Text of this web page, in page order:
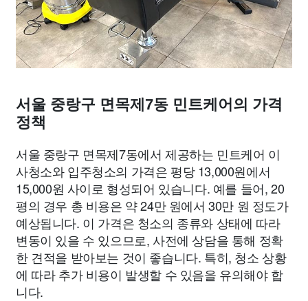
서울 중랑구 면목제7동 민트케어의 가격
정책
서울 중랑구 면목제7동에서 제공하는 민트케어 이
사청소와 입주청소의 가격은 평당 13,000원에서
15,000원 사이로 형성되어 있습니다. 예를 들어, 20
평의 경우 총 비용은 약 24만 원에서 30만 원 정도가
예상됩니다. 이 가격은 청소의 종류와 상태에 따라
변동이 있을 수 있으므로, 사전에 상담을 통해 정확
한 견적을 받아보는 것이 좋습니다. 특히, 청소 상황
에 따라 추가 비용이 발생할 수 있음을 유의해야 합
니다.